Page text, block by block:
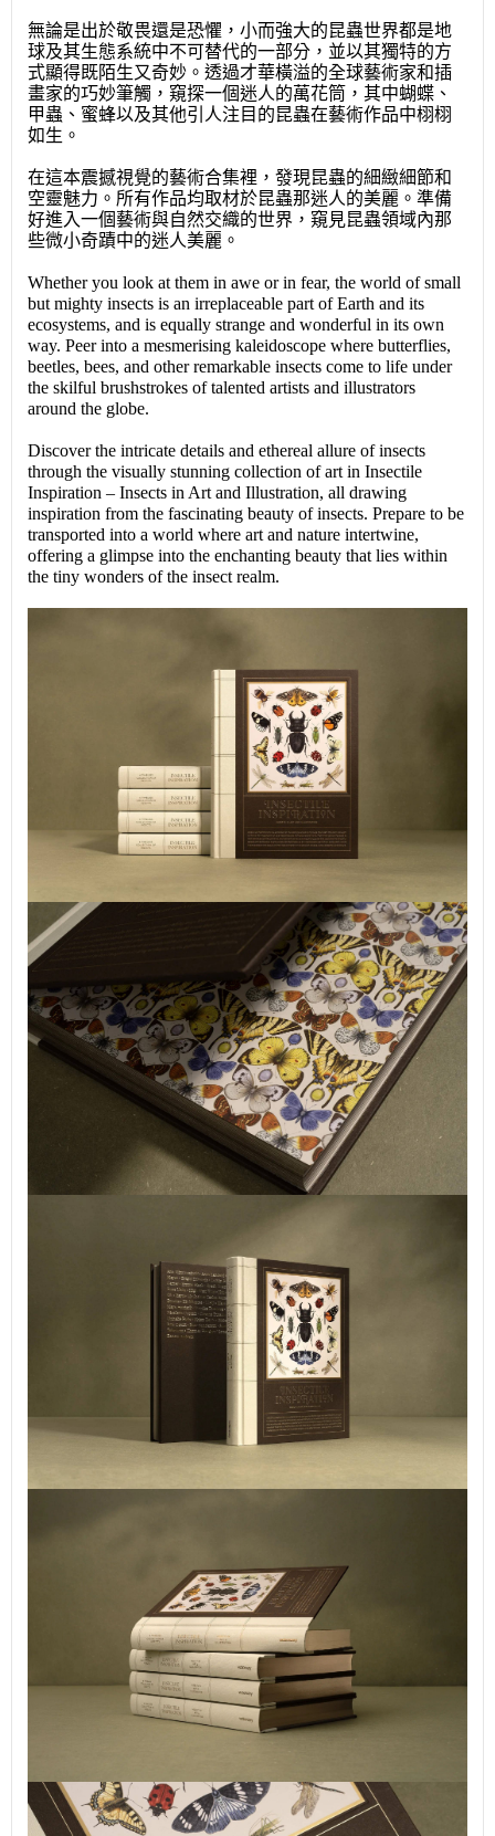
無論是出於敬畏還是恐懼，小而強大的昆蟲世界都是地
球及其生態系統中不可替代的一部分，並以其獨特的方
式顯得既陌生又奇妙。透過才華橫溢的全球藝術家和插
畫家的巧妙筆觸，窺探一個迷人的萬花筒，其中蝴蝶、
甲蟲、蜜蜂以及其他引人注目的昆蟲在藝術作品中栩栩
如生。
在這本震撼視覺的藝術合集裡，發現昆蟲的細緻細節和
空靈魅力。所有作品均取材於昆蟲那迷人的美麗。準備
好進入一個藝術與自然交織的世界，窺見昆蟲領域內那
些微小奇蹟中的迷人美麗。
Whether you look at them in awe or in fear, the world of small
but mighty insects is an irreplaceable part of Earth and its
ecosystems, and is equally strange and wonderful in its own
way. Peer into a mesmerising kaleidoscope where butterflies,
beetles, bees, and other remarkable insects come to life under
the skilful brushstrokes of talented artists and illustrators
around the globe.
Discover the intricate details and ethereal allure of insects
through the visually stunning collection of art in Insectile
Inspiration – Insects in Art and Illustration, all drawing
inspiration from the fascinating beauty of insects. Prepare to be
transported into a world where art and nature intertwine,
offering a glimpse into the enchanting beauty that lies within
the tiny wonders of the insect realm.